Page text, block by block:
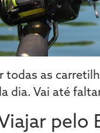
todas as
dia. Vai até